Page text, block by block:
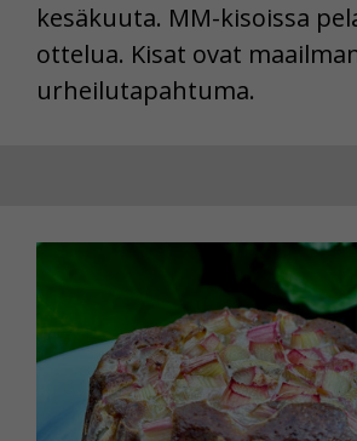
kesäkuuta. MM-kisoissa
ottelua. Kisat ovat
urheilutapahtuma.